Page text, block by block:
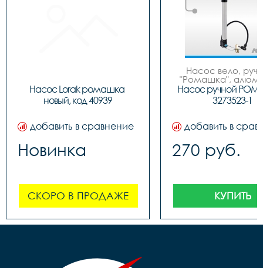
Насос Lorak ромашка
новый, код 40939
добавить в сравнение
Новинка
СКОРО В ПРОДАЖЕ
Насос вело,
"Ромашка",
обратным
штоком, шланг
Насос ручной
3273523-1
добавить в
270 руб.
КУПИТЬ